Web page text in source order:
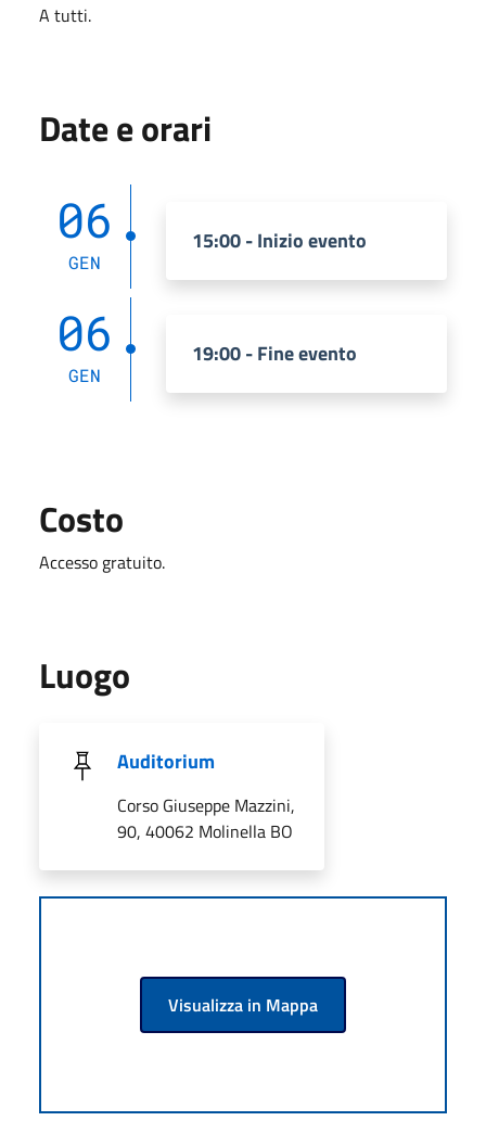
A tutti.
Date e orari
06
GEN
15:00 - Inizio evento
06
GEN
19:00 - Fine evento
Costo
Accesso gratuito.
Luogo
Auditorium
Corso Giuseppe Mazzini,
90, 40062 Molinella BO
Visualizza in Mappa